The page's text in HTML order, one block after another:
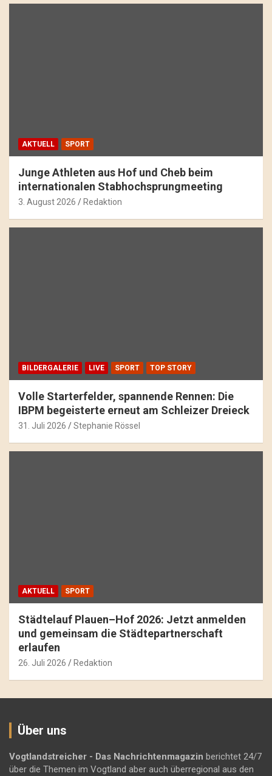
AKTUELL SPORT
Junge Athleten aus Hof und Cheb beim
internationalen Stabhochsprungmeeting
3. August 2026 Redaktion
BILDERGALERIE LIVE SPORT TOP STORY
Volle Starterfelder, spannende Rennen: Die
IBPM begeisterte erneut am Schleizer Dreieck
31. Juli 2026 Stephanie Rössel
AKTUELL SPORT
Städtelauf Plauen–Hof 2026: Jetzt anmelden
und gemeinsam die Städtepartnerschaft
erlaufen
26. Juli 2026 Redaktion
Über uns
Vogtlandstreicher - Das Nachrichtenmagazin berichtet 24/7
über die Themen im Vogtland aber auch überregional aus den